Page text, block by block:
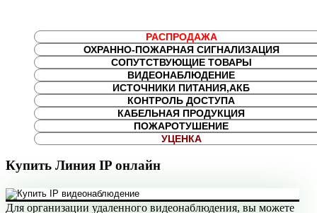
РАСПРОДАЖА
ОХРАННО-ПОЖАРНАЯ СИГНАЛИЗАЦИЯ
СОПУТСТВУЮЩИЕ ТОВАРЫ
ВИДЕОНАБЛЮДЕНИЕ
ИСТОЧНИКИ ПИТАНИЯ,АКБ
КОНТРОЛЬ ДОСТУПА
КАБЕЛЬНАЯ ПРОДУКЦИЯ
ПОЖАРОТУШЕНИЕ
УЦЕНКА
Купить Линия IP онлайн
Для организации удаленного видеонаблюдения, вы можете